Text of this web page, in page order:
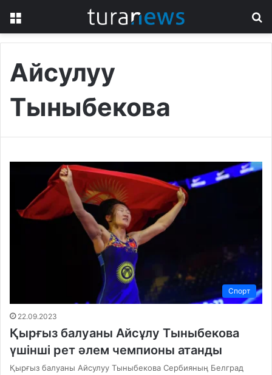
Айсулуу
Тыныбекова
Спорт
22.09.2023
Қырғыз балуаны Айсұлу Тыныбекова
үшінші рет әлем чемпионы атанды
Қырғыз балуаны Айсулуу Тыныбекова Сербияның Белград